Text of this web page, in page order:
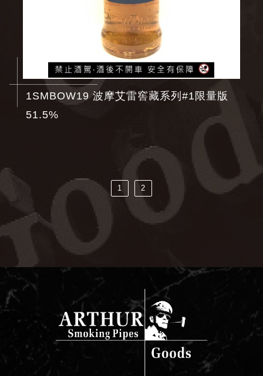
1SMBOW19 波摩艾雷窖藏系列#1限量版
51.5%
1 2